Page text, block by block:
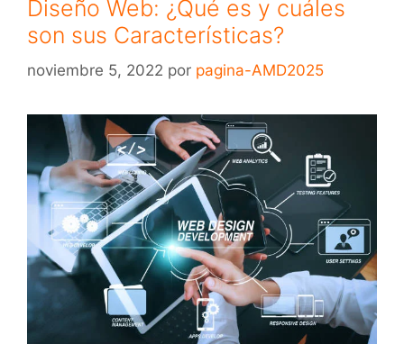
Diseño Web: ¿Qué es y cuáles
son sus Características?
noviembre 5, 2022 por pagina-AMD2025